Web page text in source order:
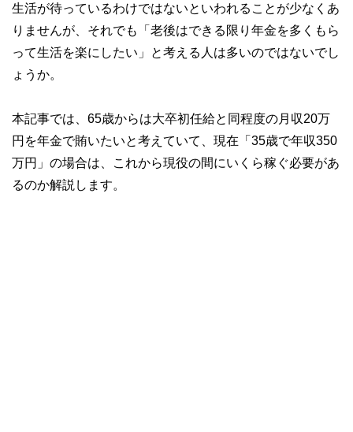
生活が待っているわけではないといわれることが少なくあ
りませんが、それでも「老後はできる限り年金を多くもら
って生活を楽にしたい」と考える人は多いのではないでし
ょうか。
本記事では、65歳からは大卒初任給と同程度の月収20万
円を年金で賄いたいと考えていて、現在「35歳で年収350
万円」の場合は、これから現役の間にいくら稼ぐ必要があ
るのか解説します。